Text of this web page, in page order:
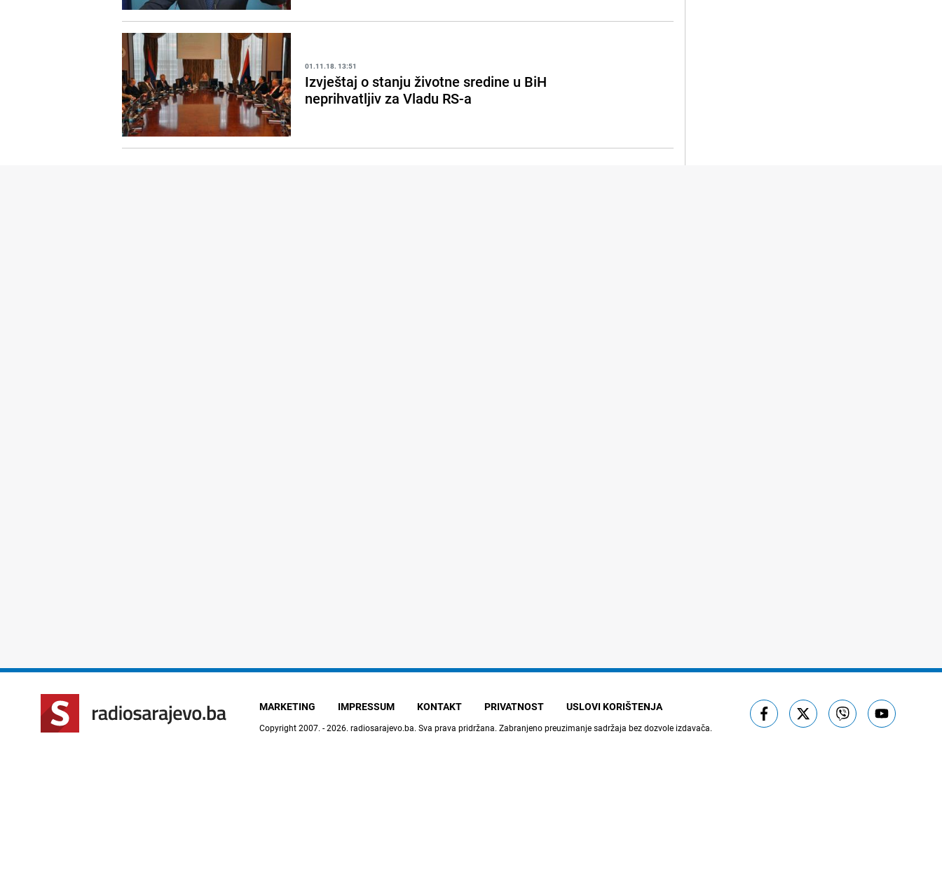
01.11.18. 13:51
Izvještaj o stanju životne sredine u BiH
neprihvatljiv za Vladu RS-a
MARKETING IMPRESSUM KONTAKT PRIVATNOST USLOVI KORIŠTENJA
Copyright 2007. - 2026. radiosarajevo.ba. Sva prava pridržana. Zabranjeno preuzimanje sadržaja bez dozvole izdavača.